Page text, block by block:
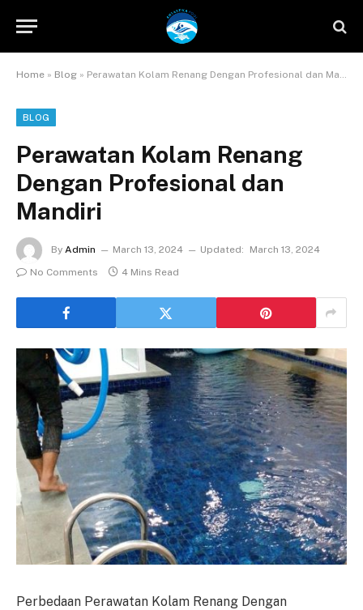
Home » Blog » Perawatan Kolam Renang Dengan Profesional dan Mandiri
BLOG
Perawatan Kolam Renang
Dengan Profesional dan
Mandiri
By Admin March 13, 2024 Updated:
March 13, 2024
No Comments
4 Mins Read
Perbedaan Perawatan Kolam Renang Dengan